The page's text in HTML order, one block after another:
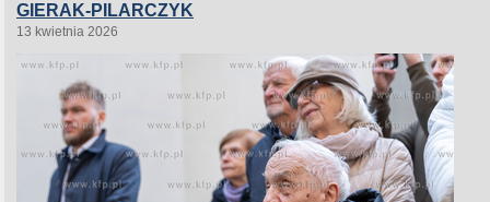
GIERAK-PILARCZYK
13 kwietnia 2026